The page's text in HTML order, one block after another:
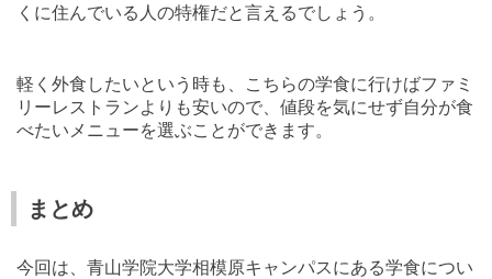
くに住んでいる人の特権だと言えるでしょう。
軽く外食したいという時も、こちらの学食に行けばファミ
リーレストランよりも安いので、値段を気にせず自分が食
べたいメニューを選ぶことができます。
まとめ
今回は、青山学院大学相模原キャンパスにある学食につい